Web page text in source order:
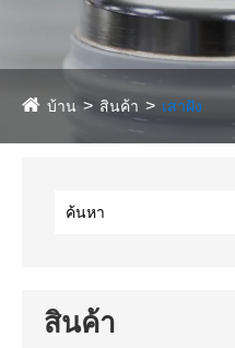
บ้าน สินค้า เสาฝัง
สินค้า